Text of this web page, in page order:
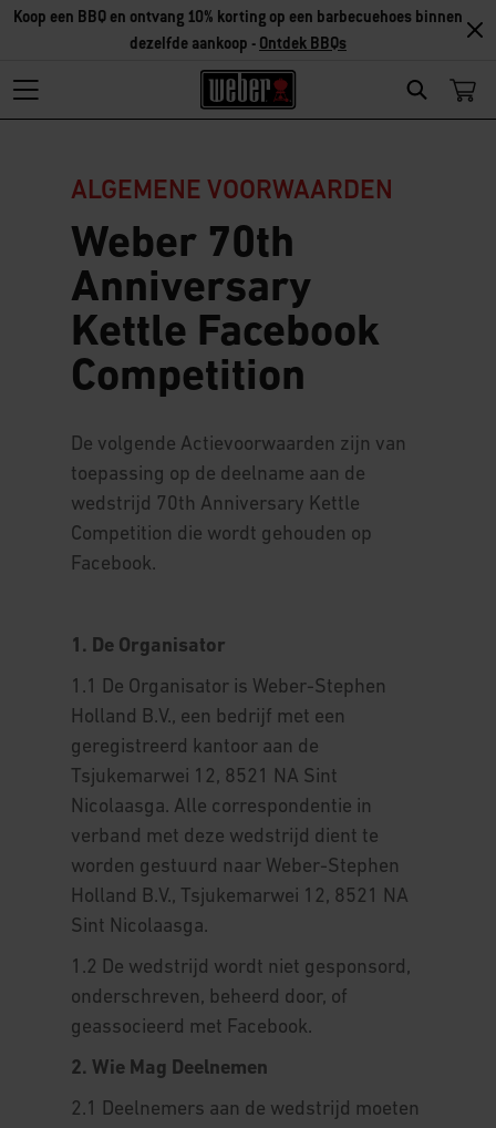
Search
Koop een BBQ en ontvang 10% korting op een barbecuehoes binnen
dezelfde aankoop - Ontdek BBQs
ALGEMENE VOORWAARDEN
Weber 70th
Anniversary
Kettle Facebook
Competition
De volgende Actievoorwaarden zijn van
toepassing op de deelname aan de
wedstrijd 70th Anniversary Kettle
Competition die wordt gehouden op
Facebook.
1. De Organisator
1.1 De Organisator is Weber-Stephen
Holland B.V., een bedrijf met een
geregistreerd kantoor aan de
Tsjukemarwei 12, 8521 NA Sint
Nicolaasga. Alle correspondentie in
verband met deze wedstrijd dient te
worden gestuurd naar Weber-Stephen
Holland B.V., Tsjukemarwei 12, 8521 NA
Sint Nicolaasga.
1.2 De wedstrijd wordt niet gesponsord,
onderschreven, beheerd door, of
geassocieerd met Facebook.
2. Wie Mag Deelnemen
2.1 Deelnemers aan de wedstrijd moeten